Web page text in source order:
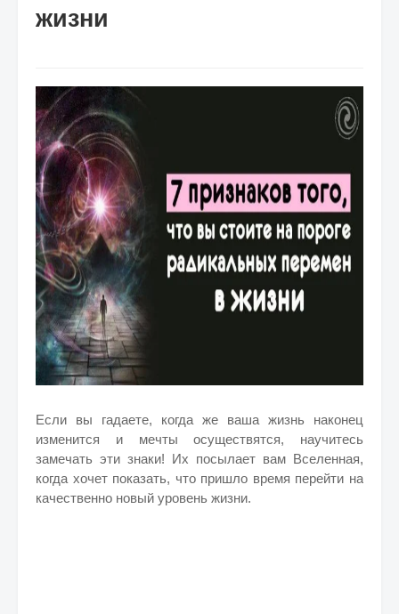
жизни
Если вы гадаете, когда же ваша жизнь наконец
изменится и мечты осуществятся, научитесь
замечать эти знаки! Их посылает вам Вселенная,
когда хочет показать, что пришло время перейти на
качественно новый уровень жизни.